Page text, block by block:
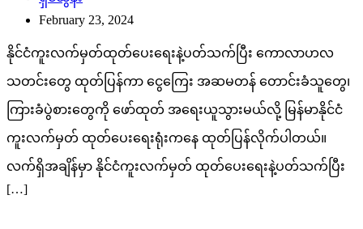
February 23, 2024
နိုင်ငံကူးလက်မှတ်ထုတ်ပေးရေးနဲ့ပတ်သက်ပြီး ကောလာဟလ
သတင်းတွေ ထုတ်ပြန်ကာ ငွေကြေး အဆမတန် တောင်းခံသူတွေ၊
ကြားခံပွဲစားတွေကို ဖော်ထုတ် အရေးယူသွားမယ်လို့ မြန်မာနိုင်ငံ
ကူးလက်မှတ် ထုတ်ပေးရေးရုံးကနေ ထုတ်ပြန်လိုက်ပါတယ်။
လက်ရှိအချိန်မှာ နိုင်ငံကူးလက်မှတ် ထုတ်ပေးရေးနဲ့ပတ်သက်ပြီး
[…]